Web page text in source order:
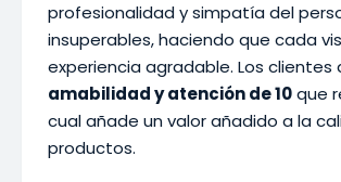
profesionalidad y simpatía del
insuperables, haciendo que cada
experiencia agradable. Los clientes
amabilidad y atención de 10que
cual añade un valor añadido a la
productos.